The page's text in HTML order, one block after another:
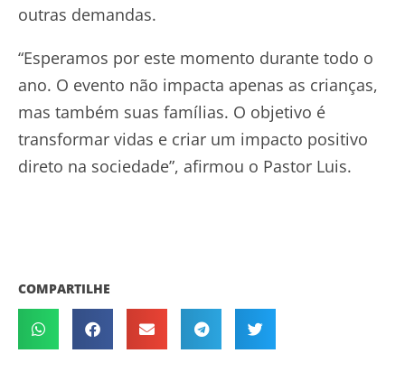
outras demandas.
“Esperamos por este momento durante todo o
ano. O evento não impacta apenas as crianças,
mas também suas famílias. O objetivo é
transformar vidas e criar um impacto positivo
direto na sociedade”, afirmou o Pastor Luis.
COMPARTILHE